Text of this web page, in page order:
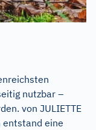
nutzbar –
von JULIETTE
entstand eine